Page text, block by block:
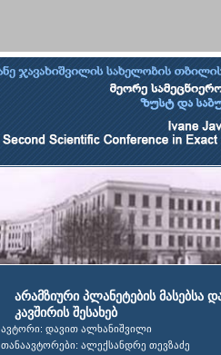
არამზიური პლანეტების მასებსა
კავშირის შესახებ
ავტორი: დავით ალხანიშვილი
თანაავტორები: ალექსანდრე თევზაძე